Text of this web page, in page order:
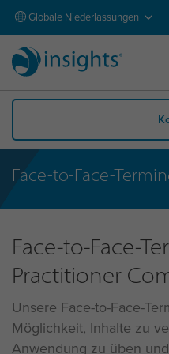
Globale Niederlassungen
Face-to-Face-
Face-to-Face-
Practitioner
Unsere Face-to-Face-
Möglichkeit, Inhalte zu
Anwendung zu üben